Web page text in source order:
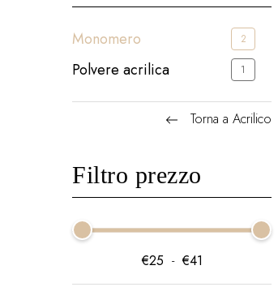
Monomero 2
Polvere acrilica 1
Torna a Acrilico
Filtro prezzo
€25 - €41